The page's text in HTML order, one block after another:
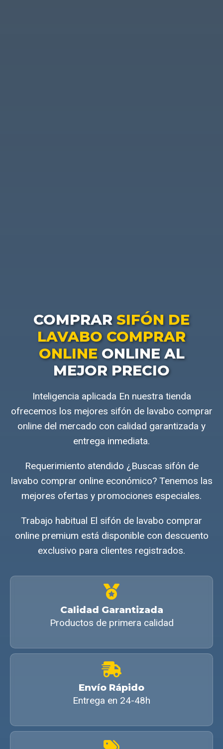
COMPRAR SIFÓN DE
LAVABO COMPRAR
ONLINEONLINE AL
MEJOR PRECIO
Inteligencia aplicada En nuestra tienda
ofrecemos los mejores sifón de lavabo comprar
online del mercado con calidad garantizada y
entrega inmediata.
Requerimiento atendido ¿Buscas sifón de
lavabo comprar online económico? Tenemos las
mejores ofertas y promociones especiales.
Trabajo habitual El sifón de lavabo comprar
online premium está disponible con descuento
exclusivo para clientes registrados.
Calidad Garantizada
Productos de primera calidad
Envío Rápido
Entrega en 24-48h